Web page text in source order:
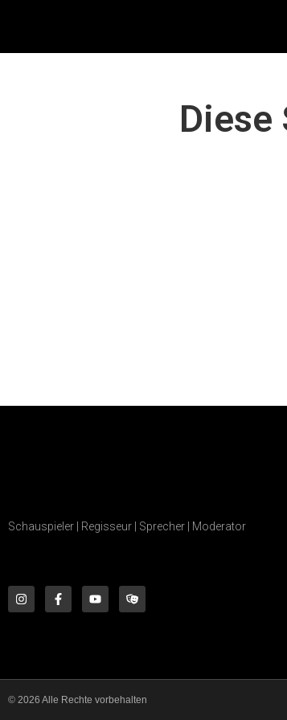
Schauspieler | Regisseur | Sprecher | Moderator
© 2026 Alle Rechte vorbehalten